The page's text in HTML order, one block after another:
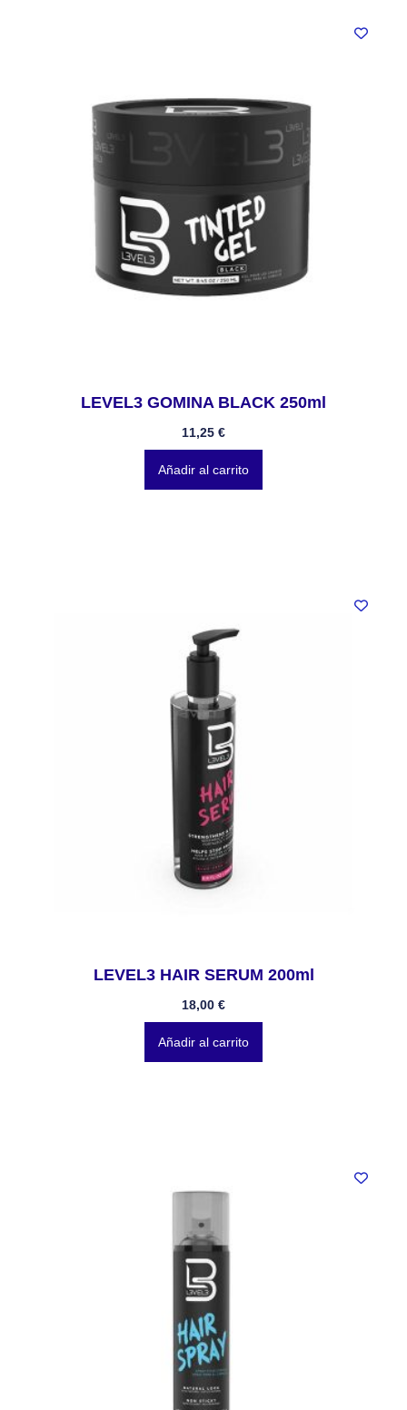
LEVEL3 GOMINA BLACK 250ml
11,25 €
Añadir al carrito
LEVEL3 HAIR SERUM 200ml
18,00 €
Añadir al carrito